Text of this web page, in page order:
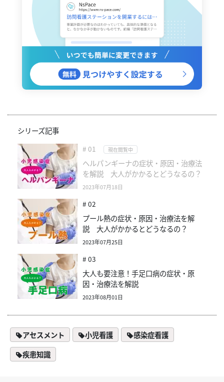
シリーズ記事
# 01 現在閲覧中
ヘルパンギーナの症状・原因・治療法
を解説 大人がかかるとどうなるの？
2023年07月18日
# 02
プール熱の症状・原因・治療法を解
説 大人がかかるとどうなるの？
2023年07月25日
# 03
大人も要注意！手足口病の症状・原
因・治療法を解説
2023年08月01日
アセスメント 小児看護
感染症看護
疾患知識